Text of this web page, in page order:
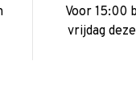
Voor 15:00
vrijdag